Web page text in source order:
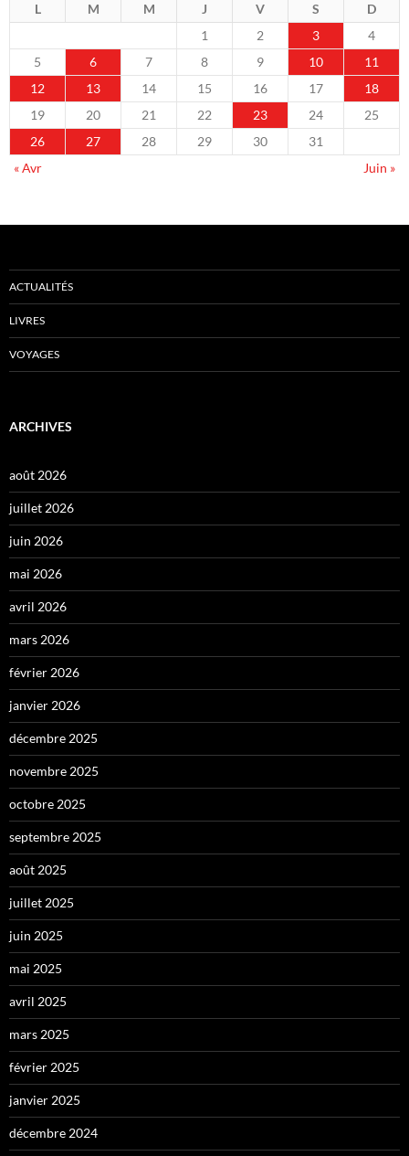
L M M J V S
D
1
2 3
4
5
6 7 8 9 10
11
12
13 14 15 16 17
18
19
20 21 22 23 24
25
26
27 28 29 30
31
« Avr
Juin »
ACTUALITÉS
LIVRES
VOYAGES
ARCHIVES
août 2026
juillet 2026
juin 2026
mai 2026
avril 2026
mars 2026
février 2026
janvier 2026
décembre 2025
novembre 2025
octobre 2025
septembre 2025
août 2025
juillet 2025
juin 2025
mai 2025
avril 2025
mars 2025
février 2025
janvier 2025
décembre 2024